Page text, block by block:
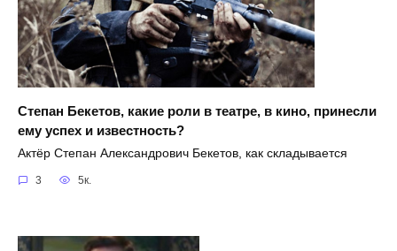
Степан Бекетов, какие роли в театре, в кино, принесли
ему успех и известность?
Актёр Степан Александрович Бекетов, как складывается
3 5к.